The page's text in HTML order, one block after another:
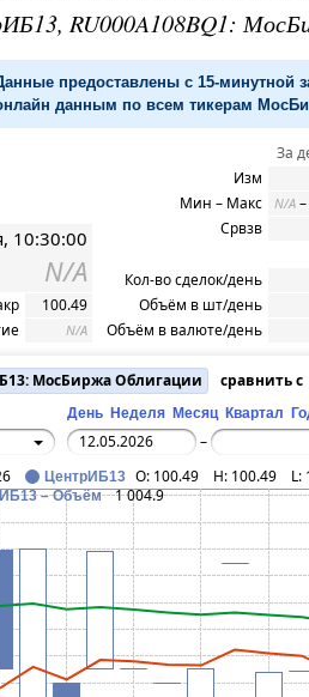
RU000A108BQ1:
предоставлены с 15-минутной
данным по всем тикерам
10:30:00
N/A
100.49
N/A
За
Изм
Мин – Макс
N/A –
Срвзв
Кол-во сделок/день
Объём в шт/день
Объём в валюте/день
МосБиржа Облигации
сравнить с
День Неделя Месяц Квартал
–
ЦентрИБ13 O: 100.49 H: 100.49 L:
– Объём 1 004.9